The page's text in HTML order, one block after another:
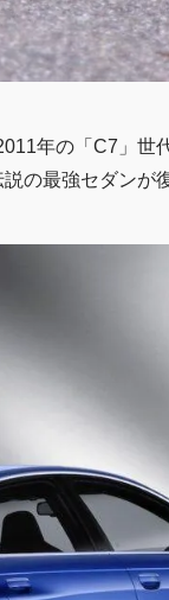
年の「C7」世
の最強セダンが